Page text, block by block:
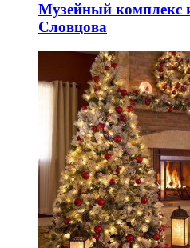
Музейный комплекс
Словцова